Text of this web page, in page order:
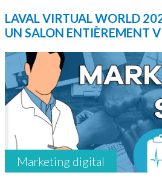
LAVAL VIRTUAL WORLD
UN SALON ENTIÈREMENT
Marketing digital